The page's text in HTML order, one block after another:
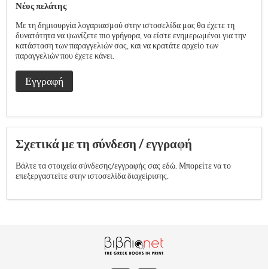
Νέος πελάτης
Με τη δημιουργία λογαριασμού στην ιστοσελίδα μας θα έχετε τη
δυνατότητα να ψωνίζετε πιο γρήγορα, να είστε ενημερωμένοι για την
κατάσταση των παραγγελιών σας, και να κρατάτε αρχείο των
παραγγελιών που έχετε κάνει.
Εγγραφή
Σχετικά με τη σύνδεση / εγγραφή
Βάλτε τα στοιχεία σύνδεσης/εγγραφής σας εδώ. Μπορείτε να το
επεξεργαστείτε στην ιστοσελίδα διαχείρισης.